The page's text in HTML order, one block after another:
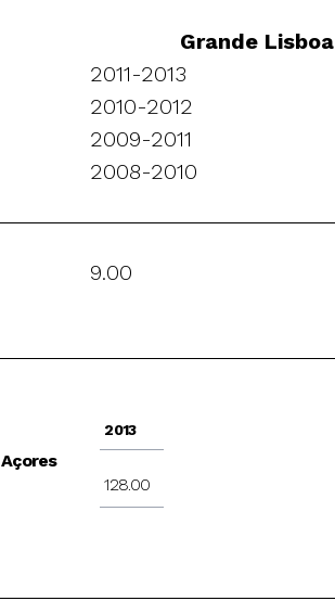
Grande Lisboa
2011-2013
2010-2012
2009-2011
2008-2010
9.00
Açores
2013
128.00